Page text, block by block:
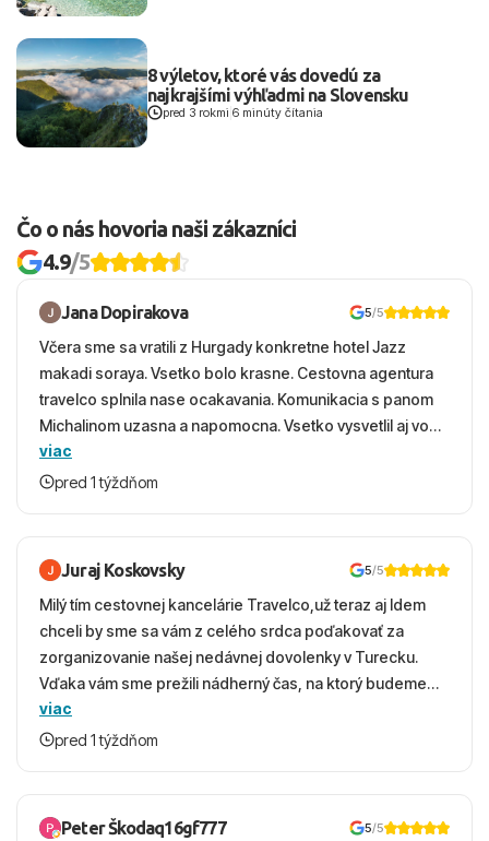
8 výletov, ktoré vás dovedú za
najkrajšími výhľadmi na Slovensku
pred 3 rokmi 6 minúty čítania
Čo o nás hovoria naši zákazníci
4.9/5
Jana Dopirakova 5/5
Včera sme sa vratili z Hurgady konkretne hotel Jazz
makadi soraya. Vsetko bolo krasne. Cestovna agentura
travelco splnila nase ocakavania. Komunikacia s panom
Michalinom uzasna a napomocna. Vsetko vysvetlil aj vo
vecernych hodinach zaco sa ospravedlnujem. Hotel
krasny, cisty. Sluzby top. Strava, prostredie, more,
viac
pred 1 týždňom
Juraj Koskovsky 5/5
Milý tím cestovnej kancelárie Travelco,už teraz aj Idem
chceli by sme sa vám z celého srdca poďakovať za
zorganizovanie našej nedávnej dovolenky v Turecku.
Vďaka vám sme prežili nádherný čas, na ktorý budeme
ešte dlho s úsmevom spomínať. ​Všetko prebehlo
absolútne hladko – od prvotného výberu zájazdu, cez
bola to trefa do čierneho! ​Čo nás dostalo najviac: ​Skvelé
viac
pred 1 týždňom
Peter Škodaq16gf777 5/5